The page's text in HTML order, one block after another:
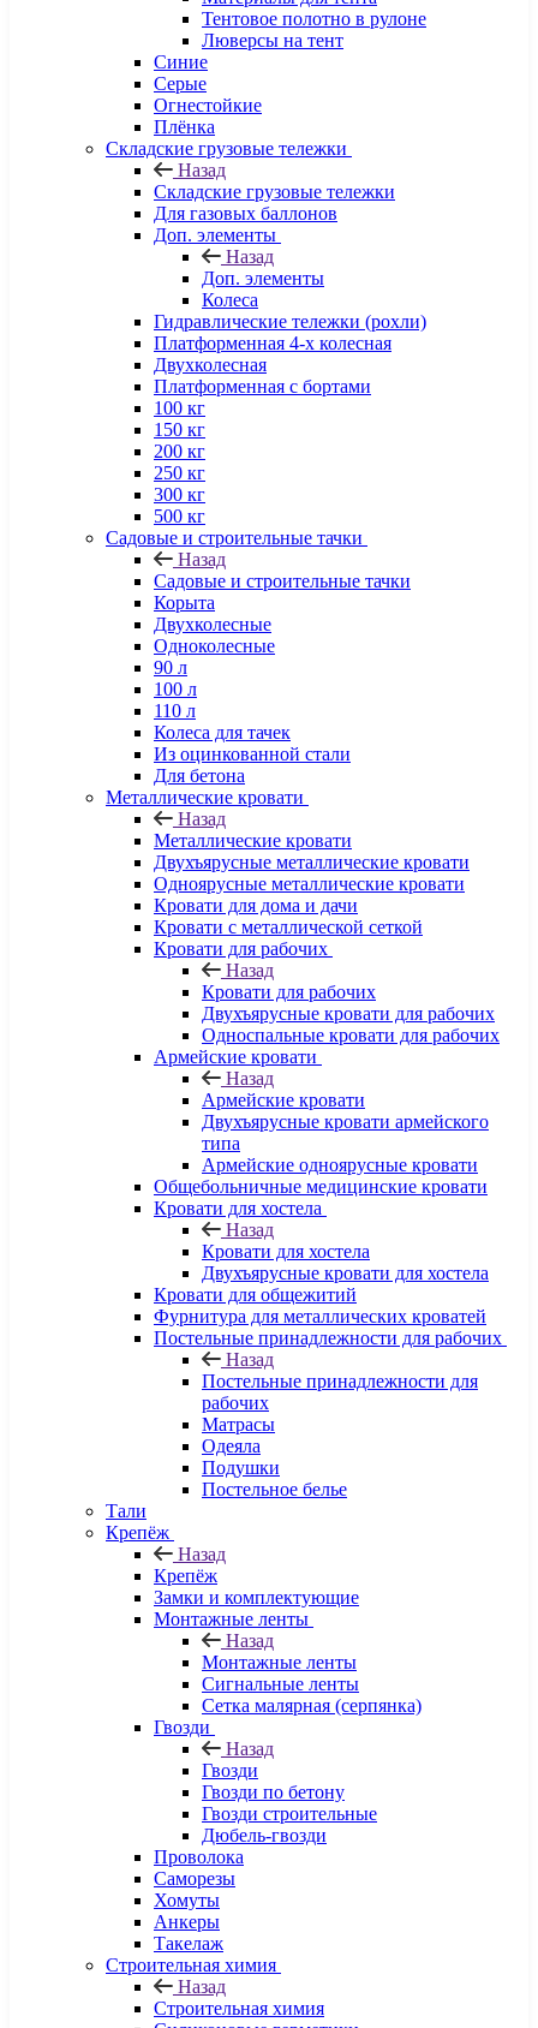
Тентовое полотно в рулоне
Люверсы на тент
Синие
Серые
Огнестойкие
Плёнка
Складские грузовые тележки
Назад
Складские грузовые тележки
Для газовых баллонов
Доп. элементы
Назад
Доп. элементы
Колеса
Гидравлические тележки (рохли)
Платформенная 4-х колесная
Двухколесная
Платформенная с бортами
100 кг
150 кг
200 кг
250 кг
300 кг
500 кг
Садовые и строительные тачки
Назад
Садовые и строительные тачки
Корыта
Двухколесные
Одноколесные
90 л
100 л
110 л
Колеса для тачек
Из оцинкованной стали
Для бетона
Металлические кровати
Назад
Металлические кровати
Двухъярусные металлические кровати
Одноярусные металлические кровати
Кровати для дома и дачи
Кровати с металлической сеткой
Кровати для рабочих
Назад
Кровати для рабочих
Двухъярусные кровати для рабочих
Односпальные кровати для рабочих
Армейские кровати
Назад
Армейские кровати
Двухъярусные кровати армейского
типа
Армейские одноярусные кровати
Общебольничные медицинские кровати
Кровати для хостела
Назад
Кровати для хостела
Двухъярусные кровати для хостела
Кровати для общежитий
Фурнитура для металлических кроватей
Постельные принадлежности для рабочих
Назад
Постельные принадлежности для
рабочих
Матрасы
Одеяла
Подушки
Постельное белье
Тали
Крепёж
Назад
Крепёж
Замки и комплектующие
Монтажные ленты
Назад
Монтажные ленты
Сигнальные ленты
Сетка малярная (серпянка)
Гвозди
Назад
Гвозди
Гвозди по бетону
Гвозди строительные
Дюбель-гвозди
Проволока
Саморезы
Хомуты
Анкеры
Такелаж
Строительная химия
Назад
Строительная химия